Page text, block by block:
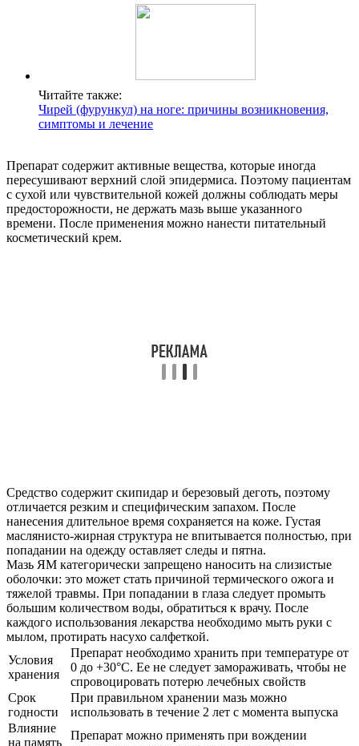
Читайте также:
Чирей (фурункул) на ноге: причины возникновения,
симптомы и лечение
Препарат содержит активные вещества, которые иногда
пересушивают верхний слой эпидермиса. Поэтому пациентам
с сухой или чувствительной кожей должны соблюдать меры
предосторожности, не держать мазь выше указанного
времени. После применения можно нанести питательный
косметический крем.
Средство содержит скипидар и березовый деготь, поэтому
отличается резким и специфическим запахом. После
нанесения длительное время сохраняется на коже. Густая
маслянисто-жирная структура не впитывается полностью, при
попадании на одежду оставляет следы и пятна.
Мазь ЯМ категорически запрещено наносить на слизистые
оболочки: это может стать причиной термического ожога и
тяжелой травмы. При попадании в глаза следует промыть
большим количеством воды, обратиться к врачу. После
каждого использования лекарства необходимо мыть руки с
мылом, протирать насухо салфеткой.
Условия
хранения
Препарат необходимо хранить при температуре от
0 до +30°С. Ее не следует замораживать, чтобы не
спровоцировать потерю лечебных свойств
Срок
годности
При правильном хранении мазь можно
использовать в течение 2 лет с момента выпуска
Влияние
на память
Препарат можно применять при вождении